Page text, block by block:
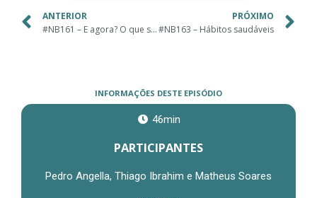
ANTERIOR
#NB161 – E agora? O que será do futuro?
PRÓXIMO
#NB163 – Hábitos saudáveis
INFORMAÇÕES DESTE EPISÓDIO
46min
PARTICIPANTES
Pedro Angella, Thiago Ibrahim e Matheus Soares